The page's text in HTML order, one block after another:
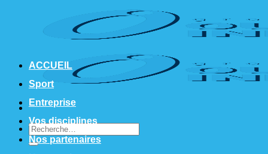
Recherche
pour :
ACCUEIL
Sport
Entreprise
Vos disciplines
Nos partenaires